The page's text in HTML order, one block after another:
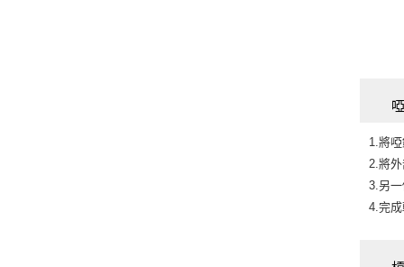
1.將
2.將
3.另
4.完